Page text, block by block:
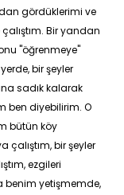
gördüklerimi ve
Bir yandan
"öğrenmeye"
bir şeyler
sadık kalarak
ben diyebilirim. O
bütün köy
bir şeyler
ezgileri
benim yetişmemde,